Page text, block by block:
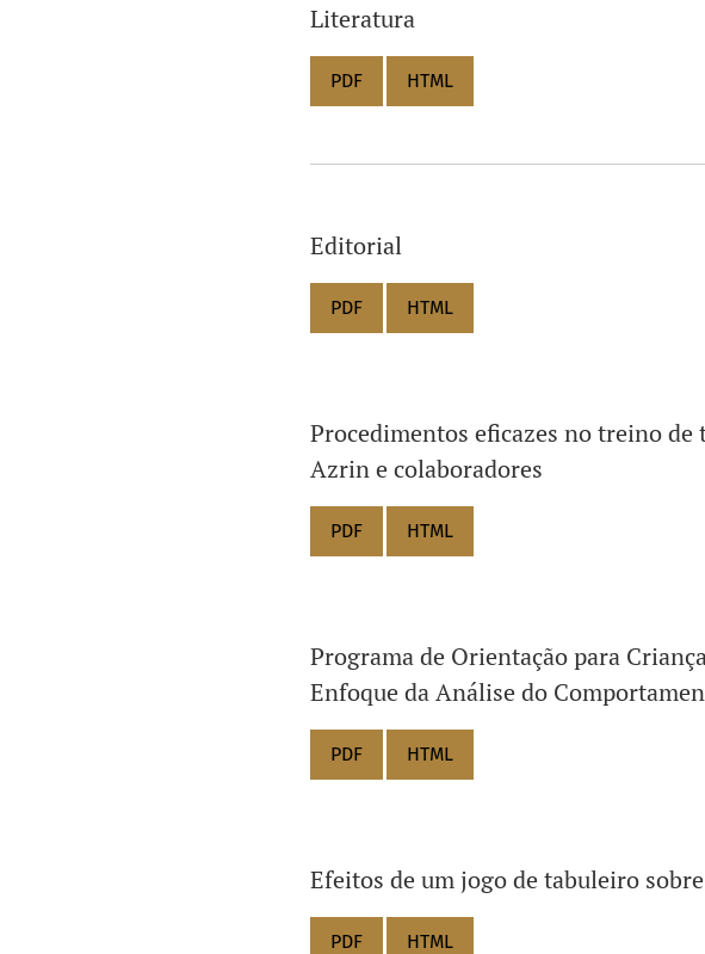
Literatura
PDF HTML
Editorial
PDF HTML
Procedimentos eficazes no treino
Azrin e colaboradores
PDF HTML
Programa de Orientação para
Enfoque da Análise do
PDF HTML
Efeitos de um jogo de tabuleiro
PDF HTML